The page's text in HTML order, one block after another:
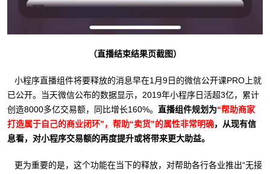
（直播结束结果页截图）
小程序直播组件将要释放的消息早在1月9日的微信公开课PRO上就
已公开。当天微信公布的数据显示，2019年小程序日活超3亿，累计
创造8000多亿交易额，同比增长160%。 直播组件规划为“帮助商家
打造属于自己的商业闭环”，帮助“卖货”的属性非常明确，从现有信
息看，对小程序交易额的再度提升或将带来更大助益。
更为重要的是，这个功能在当下的释放，对帮助各行各业推出“无接